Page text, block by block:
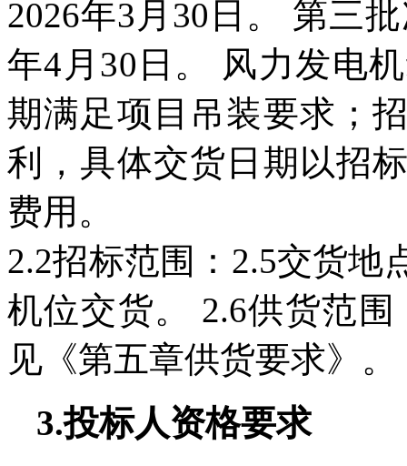
2026年3月30日。 第三
年4月30日。 风力发电
期满足项目吊装要求；
利，具体交货日期以招
费用。
2.2招标范围：2.5交货地
机位交货。 2.6供货范
见《第五章供货要求》。
3.投标人资格要求